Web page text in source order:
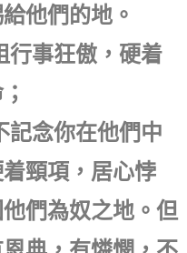
他們的地。
行事狂傲，硬着
記念你在他們中
頸項，居心悖
們為奴之地。但